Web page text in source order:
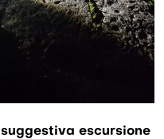
suggestiva escursione